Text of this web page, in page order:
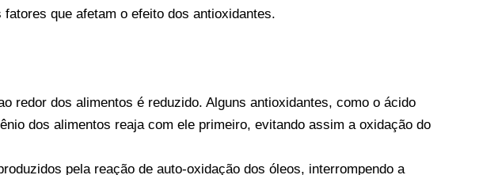
que afetam o efeito dos antioxidantes.
redor dos alimentos é reduzido. Alguns antioxidantes, como o ácido
dos alimentos reaja com ele primeiro, evitando assim a oxidação do
pela reação de auto-oxidação dos óleos, interrompendo a